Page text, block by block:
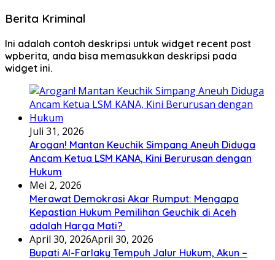
Berita Kriminal
Ini adalah contoh deskripsi untuk widget recent post
wpberita, anda bisa memasukkan deskripsi pada
widget ini.
Juli 31, 2026
Arogan! Mantan Keuchik Simpang Aneuh Diduga
Ancam Ketua LSM KANA, Kini Berurusan dengan
Hukum
Mei 2, 2026
Merawat Demokrasi Akar Rumput: Mengapa
Kepastian Hukum Pemilihan Geuchik di Aceh
adalah Harga Mati? ‎
April 30, 2026April 30, 2026
Bupati Al-Farlaky Tempuh Jalur Hukum, Akun –